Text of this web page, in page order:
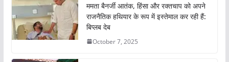
ममता बैनर्जी आतंक, हिंसा और रक्तचाप को अपने
राजनैतिक हथियार के रूप में इस्तेमाल कर रही हैं:
बिप्लब देब
October 7, 2025